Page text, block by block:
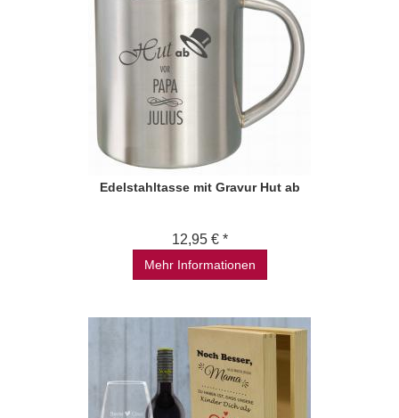
Edelstahltasse mit Gravur Hut ab
12,95 € *
Mehr Informationen